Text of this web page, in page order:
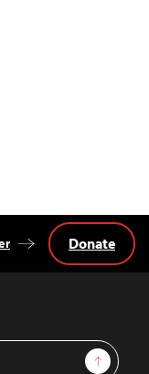
Sign Up
Donate